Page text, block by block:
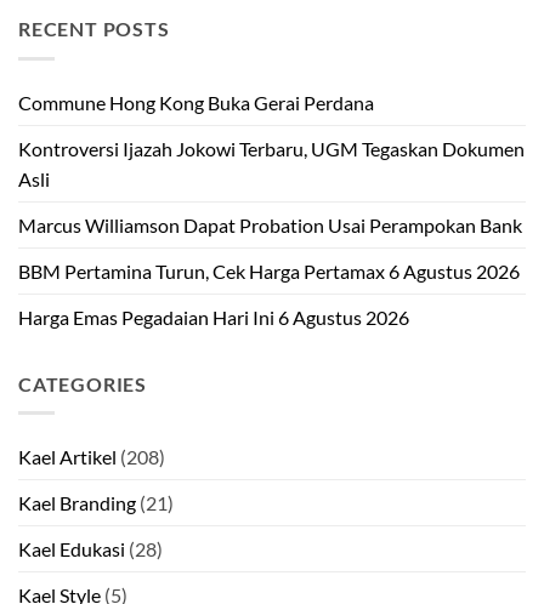
RECENT POSTS
Commune Hong Kong Buka Gerai Perdana
Kontroversi Ijazah Jokowi Terbaru, UGM Tegaskan Dokumen
Asli
Marcus Williamson Dapat Probation Usai Perampokan Bank
BBM Pertamina Turun, Cek Harga Pertamax 6 Agustus 2026
Harga Emas Pegadaian Hari Ini 6 Agustus 2026
CATEGORIES
Kael Artikel (208)
Kael Branding (21)
Kael Edukasi (28)
Kael Style (5)